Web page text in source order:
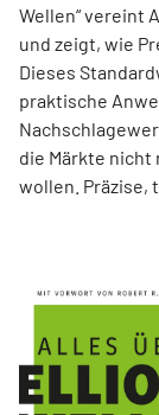
Wellen“ vereint
und zeigt, wie
Dieses
praktische
die Märkte
wollen. Präzise,